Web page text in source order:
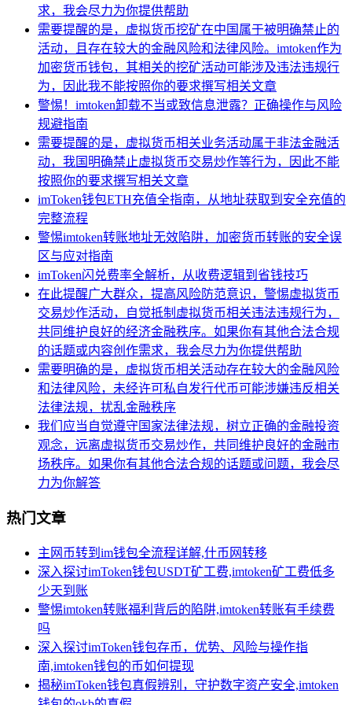
求，我会尽力为你提供帮助
需要提醒的是，虚拟货币挖矿在中国属于被明确禁止的
活动，且存在较大的金融风险和法律风险。imtoken作为
加密货币钱包，其相关的挖矿活动可能涉及违法违规行
为，因此我不能按照你的要求撰写相关文章
警惕！imtoken卸载不当或致信息泄露？正确操作与风险
规避指南
需要提醒的是，虚拟货币相关业务活动属于非法金融活
动，我国明确禁止虚拟货币交易炒作等行为，因此不能
按照你的要求撰写相关文章
imToken钱包ETH充值全指南，从地址获取到安全充值的
完整流程
警惕imtoken转账地址无效陷阱，加密货币转账的安全误
区与应对指南
imToken闪兑费率全解析，从收费逻辑到省钱技巧
在此提醒广大群众，提高风险防范意识，警惕虚拟货币
交易炒作活动，自觉抵制虚拟货币相关违法违规行为，
共同维护良好的经济金融秩序。如果你有其他合法合规
的话题或内容创作需求，我会尽力为你提供帮助
需要明确的是，虚拟货币相关活动存在较大的金融风险
和法律风险，未经许可私自发行代币可能涉嫌违反相关
法律法规，扰乱金融秩序
我们应当自觉遵守国家法律法规，树立正确的金融投资
观念，远离虚拟货币交易炒作，共同维护良好的金融市
场秩序。如果你有其他合法合规的话题或问题，我会尽
力为你解答
热门文章
主网币转到im钱包全流程详解,什币网转移
深入探讨imToken钱包USDT矿工费,imtoken矿工费低多
少天到账
警惕imtoken转账福利背后的陷阱,imtoken转账有手续费
吗
深入探讨imToken钱包存币，优势、风险与操作指
南,imtoken钱包的币如何提现
揭秘imToken钱包真假辨别，守护数字资产安全,imtoken